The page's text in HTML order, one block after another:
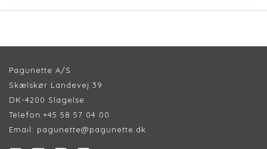
Pagunette A/S
Skælskør Landevej 39
DK-4200 Slagelse
Telefon:+45 58 57 04 00
Email: pagunette@pagunette.dk